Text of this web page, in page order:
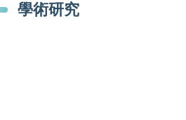
學術研究